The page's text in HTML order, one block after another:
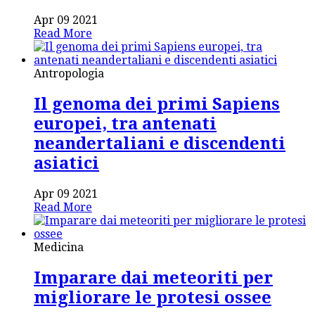
Apr 09 2021
Read More
Antropologia
Il genoma dei primi Sapiens
europei, tra antenati
neandertaliani e discendenti
asiatici
Apr 09 2021
Read More
Medicina
Imparare dai meteoriti per
migliorare le protesi ossee